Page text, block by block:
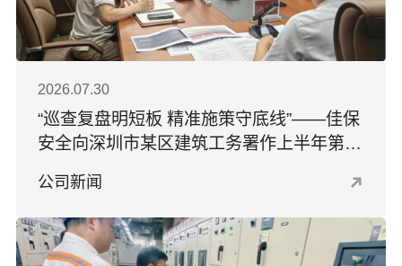
2026.07.30
“巡查复盘明短板 精准施策守底线”——佳保
安全向深圳市某区建筑工务署作上半年第三
公司新闻